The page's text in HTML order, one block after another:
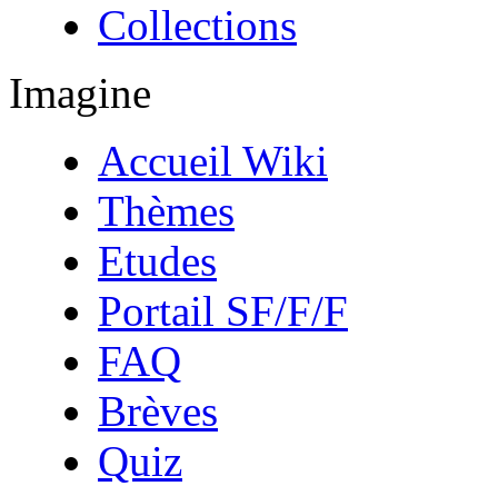
Collections
Imagine
Accueil Wiki
Thèmes
Etudes
Portail SF/F/F
FAQ
Brèves
Quiz